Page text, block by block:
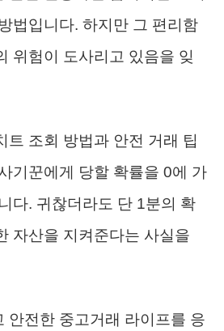
법입니다. 하지만 그 편리함
위험이 도사리고 있음을 잊
트 조회 방법과 안전 거래 팁
기꾼에게 당할 확률을 0에 가
다. 귀찮더라도 단 1분의 확
자산을 지켜준다는 사실을
안전한 중고거래 라이프를 응